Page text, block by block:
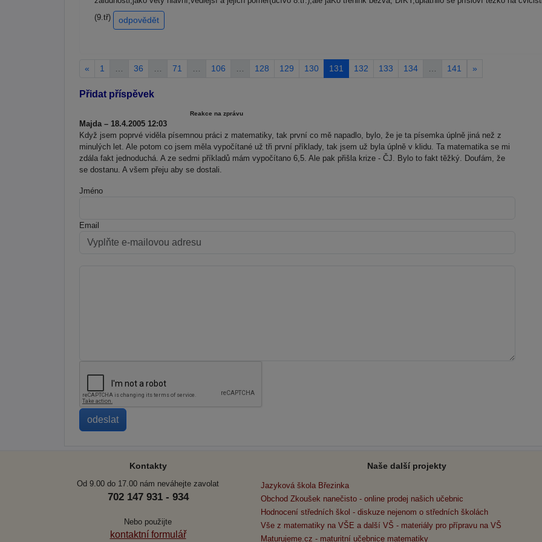
(9.tř)
odpovědět
« 1 36 71 106 128 129 130 131 132 133 134 141 »
Přidat příspěvek
Reakce na zprávu
Majda – 18.4.2005 12:03
Když jsem poprvé viděla písemnou práci z matematiky, tak první co mě napadlo, bylo, že je ta písemka úplně jiná než z
minulých let. Ale potom co jsem měla vypočítané už tři první příklady, tak jsem už byla úplně v klidu. Ta matematika se mi
zdála fakt jednoduchá. A ze sedmi příkladů mám vypočítano 6,5. Ale pak přišla krize - ČJ. Bylo to fakt těžký. Doufám, že
se dostanu. A všem přeju aby se dostali.
Jméno
Email
Kontakty
Od 9.00 do 17.00 nám neváhejte zavolat
702 147 931 - 934
Nebo použijte
kontaktní formulář
Naše další projekty
Jazyková škola Březinka
Obchod Zkoušek nanečisto - online prodej našich učebnic
Hodnocení středních škol - diskuze nejenom o středních školách
Vše z matematiky na VŠE a další VŠ - materiály pro přípravu na VŠ
Maturujeme.cz - maturitní učebnice matematiky